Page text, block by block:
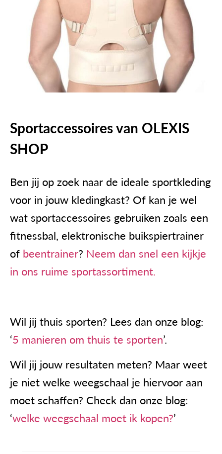
Sportaccessoires van OLEXIS
SHOP
Ben jij op zoek naar de ideale sportkleding
voor in jouw kledingkast? Of kan je wel
wat sportaccessoires gebruiken zoals een
fitnessbal, elektronische buikspiertrainer
of beentrainer? Neem dan snel een kijkje
in ons ruime sportassortiment.
Wil jij thuis sporten? Lees dan onze blog:
‘5 manieren om thuis te sporten’.
Wil jij jouw resultaten meten? Maar weet
je niet welke weegschaal je hiervoor aan
moet schaffen? Check dan onze blog:
‘welke weegschaal moet ik kopen?’